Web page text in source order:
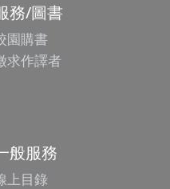
務/圖書
園購書
求作譯者
般服務
上目錄